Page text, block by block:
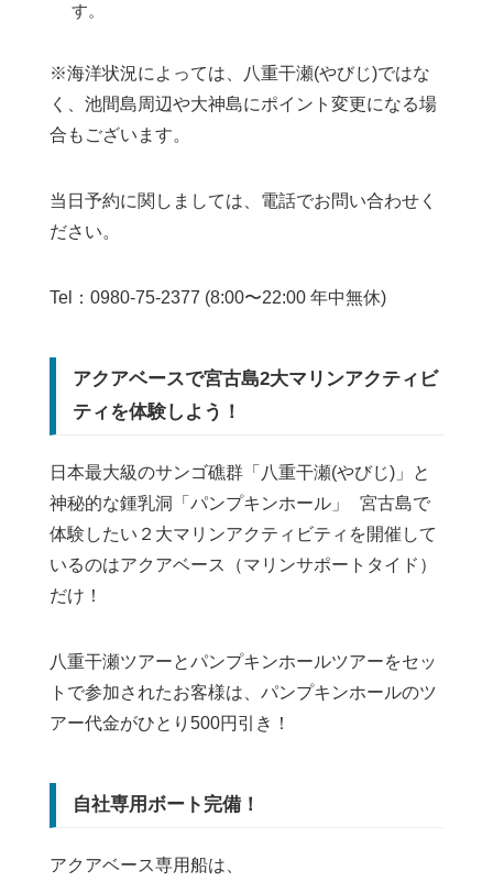
す。
※海洋状況によっては、八重干瀬(やびじ)ではな
く、池間島周辺や大神島にポイント変更になる場
合もございます。
当日予約に関しましては、電話でお問い合わせく
ださい。
Tel：0980-75-2377 (8:00〜22:00 年中無休)
アクアベースで宮古島2大マリンアクティビ
ティを体験しよう！
日本最大級のサンゴ礁群「八重干瀬(やびじ)」と
神秘的な鍾乳洞「パンプキンホール」 宮古島で
体験したい２大マリンアクティビティを開催して
いるのはアクアベース（マリンサポートタイド）
だけ！
八重干瀬ツアーとパンプキンホールツアーをセッ
トで参加されたお客様は、パンプキンホールのツ
アー代金がひとり500円引き！
自社専用ボート完備！
アクアベース専用船は、